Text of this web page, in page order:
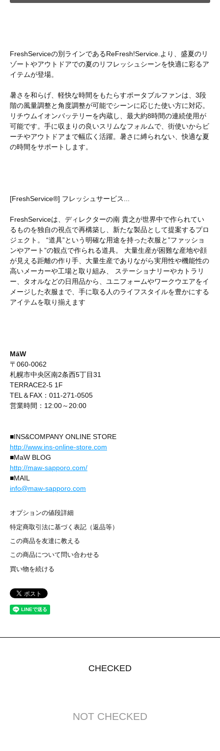
FreshServiceの別ラインであるReFresh!Service.より、盛夏のリ
ゾートやアウトドアでの夏のリフレッシュシーンを快適に彩るア
イテムが登場。
暑さを和らげ、軽快な時間をもたらすポータブルファンは、3段
階の風量調整と角度調整が可能でシーンに応じた使い方に対応。
リチウムイオンバッテリーを内蔵し、最大約8時間の連続使用が
可能です。手に収まりの良いスリムなフォルムで、街使いからビ
ーチやアウトドアまで幅広く活躍。暑さに縛られない、快適な夏
の時間をサポートします。
[FreshService®] フレッシュサービス...
FreshServiceは、ディレクターの南 貴之が世界中で作られてい
るものを独自の視点で再構築し、新たな製品として提案するプロ
ジェクト。 “道具”という明確な用途を持った衣服と”ファッショ
ンやアート”の観点で作られる道具。 大量生産が困難な産地や顔
が見える距離の作り手、大量生産でありながら実用性や機能性の
高いメーカーや工場と取り組み、 ステーショナリーやカトラリ
ー、タオルなどの日用品から、ユニフォームやワークウエアをイ
メージした衣服まで、手に取る人のライフスタイルを豊かにする
アイテムを取り揃えます
MāW
〒060-0062
札幌市中央区南2条西5丁目31
TERRACE2-5 1F
TEL＆FAX：011-271-0505
営業時間：12:00～20:00
■INS&COMPANY ONLINE STORE
http://www.ins-online-store.com
■MaW BLOG
http://maw-sapporo.com/
■MAIL
info@maw-sapporo.com
オプションの値段詳細
特定商取引法に基づく表記（返品等）
この商品を友達に教える
この商品について問い合わせる
買い物を続ける
CHECKED
NOT CHECKED